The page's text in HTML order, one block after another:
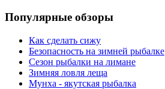
Популярные обзоры
Как сделать сижу
Безопасность на зимней рыбалке
Сезон рыбалки на лимане
Зимняя ловля леща
Мунха - якутская рыбалка